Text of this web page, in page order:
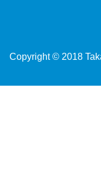
Copyright © 2018